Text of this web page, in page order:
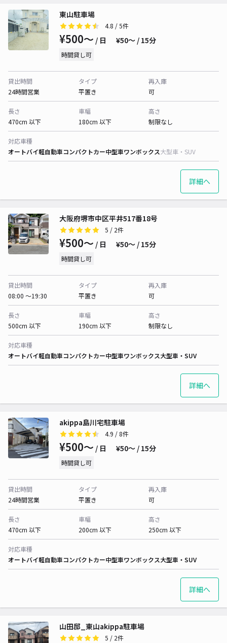
東山駐車場
4.8 / 5件
¥500〜 / 日 ¥50〜 / 15分
時間貸し可
貸出時間
24時間営業
タイプ
平置き
再入庫
可
長さ
470cm 以下
車幅
180cm 以下
高さ
制限なし
対応車種
オートバイ軽自動車コンパクトカー中型車ワンボックス大型車・SUV
詳細へ
大阪府堺市中区平井517番18号
5 / 2件
¥500〜 / 日 ¥50〜 / 15分
時間貸し可
貸出時間
08:00 〜19:30
タイプ
平置き
再入庫
可
長さ
500cm 以下
車幅
190cm 以下
高さ
制限なし
対応車種
オートバイ軽自動車コンパクトカー中型車ワンボックス大型車・SUV
詳細へ
akippa島川宅駐車場
4.9 / 8件
¥500〜 / 日 ¥50〜 / 15分
時間貸し可
貸出時間
24時間営業
タイプ
平置き
再入庫
可
長さ
470cm 以下
車幅
200cm 以下
高さ
250cm 以下
対応車種
オートバイ軽自動車コンパクトカー中型車ワンボックス大型車・SUV
詳細へ
山田邸_東山akippa駐車場
5 / 2件